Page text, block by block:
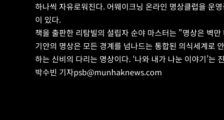
하나씩 자유로워진다. 어웨이크닝 온라인 명상클럽을 운
이 있다.
책을 출판한 리탐빌의 설립자 순야 마스터는 "명상은 벽
기얀의 명상은 모든 경계를 넘나드는 통합된 의식세계로
하는 신비의 다리는 명상이다. ‘나와 내가 나눈 이야기’
박수빈 기자psb@munhaknews.com